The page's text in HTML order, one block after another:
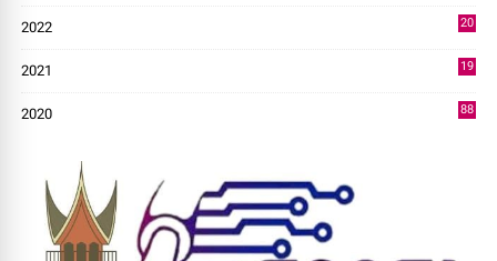
2022
20
2021
19
2020
88